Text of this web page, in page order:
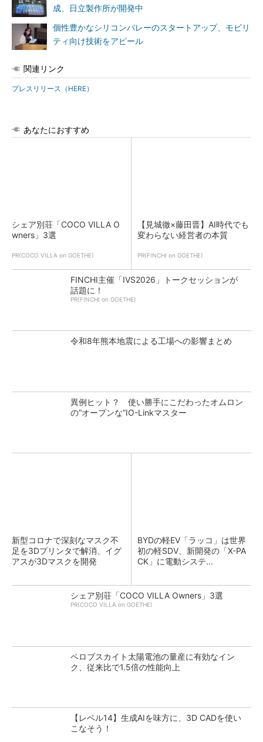
成、日立製作所が開発中
個性豊かなシリコンバレーのスタートアップ、モビリ
ティ向け技術をアピール
関連リンク
プレスリリース（HERE）
あなたにおすすめ
シェア別荘「COCO VILLA O
wners」3選
PR(COCO VILLA on GOETHE)
【見城徹×藤田晋】AI時代でも
変わらない経営者の本質
PR(FINCHI on GOETHE)
FINCHI主催「IVS2026」トークセッションが
話題に！
PR(FINCHI on GOETHE)
令和8年熊本地震による工場への影響まとめ
異例ヒット？ 使い勝手にこだわったオムロン
の“オープンな”IO-Linkマスター
新型コロナで深刻なマスク不
足を3Dプリンタで解消、イグ
アスが3Dマスクを開発
BYDの軽EV「ラッコ」は世界
初の軽SDV、新開発の「X-PA
CK」に電動システ...
シェア別荘「COCO VILLA Owners」3選
PR(COCO VILLA on GOETHE)
ペロブスカイト太陽電池の量産に有効なイン
ク、従来比で1.5倍の性能向上
【レベル14】生成AIを味方に、3D CADを使い
こなそう！